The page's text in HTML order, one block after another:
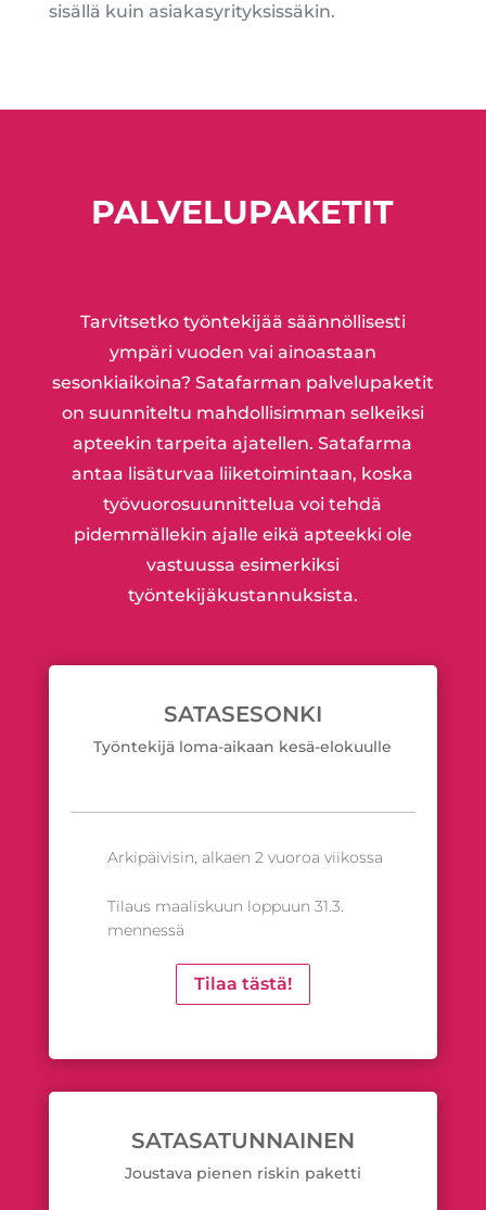
sisällä kuin asiakasyrityksissäkin.
PALVELUPAKETIT
Tarvitsetko työntekijää säännöllisesti
ympäri vuoden vai ainoastaan
sesonkiaikoina? Satafarman palvelupaketit
on suunniteltu mahdollisimman selkeiksi
apteekin tarpeita ajatellen. Satafarma
antaa lisäturvaa liiketoimintaan, koska
työvuorosuunnittelua voi tehdä
pidemmällekin ajalle eikä apteekki ole
vastuussa esimerkiksi
työntekijäkustannuksista.
SATASESONKI
Työntekijä loma-aikaan kesä-elokuulle
Arkipäivisin, alkaen 2 vuoroa viikossa
Tilaus maaliskuun loppuun 31.3.
mennessä
Tilaa tästä!
SATASATUNNAINEN
Joustava pienen riskin paketti